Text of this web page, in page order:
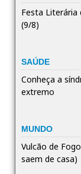
Festa Literária
(9/8)
SAÚDE
Conheça a
extremo
MUNDO
Vulcão de
saem de casa)